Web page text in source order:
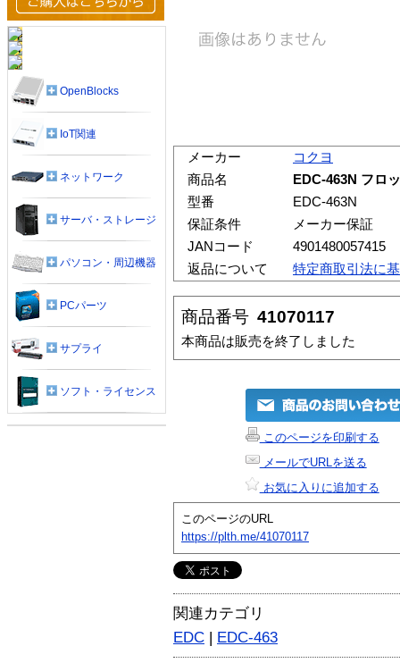
メーカー
コクヨ
商品名
EDC-463N フロ
型番
EDC-463N
保証条件
メーカー保証
JANコード
4901480057415
返品について
特定商取引法に
商品番号 41070117
本商品は販売を終了しました
このページを印刷する
メールでURLを送る
お気に入りに追加する
このページのURL
https://plth.me/41070117
関連カテゴリ
EDC | EDC-463
OpenBlocks
IoT関連
ネットワーク
サーバ・ストレージ
パソコン・周辺機器
PCパーツ
サプライ
ソフト・ライセンス